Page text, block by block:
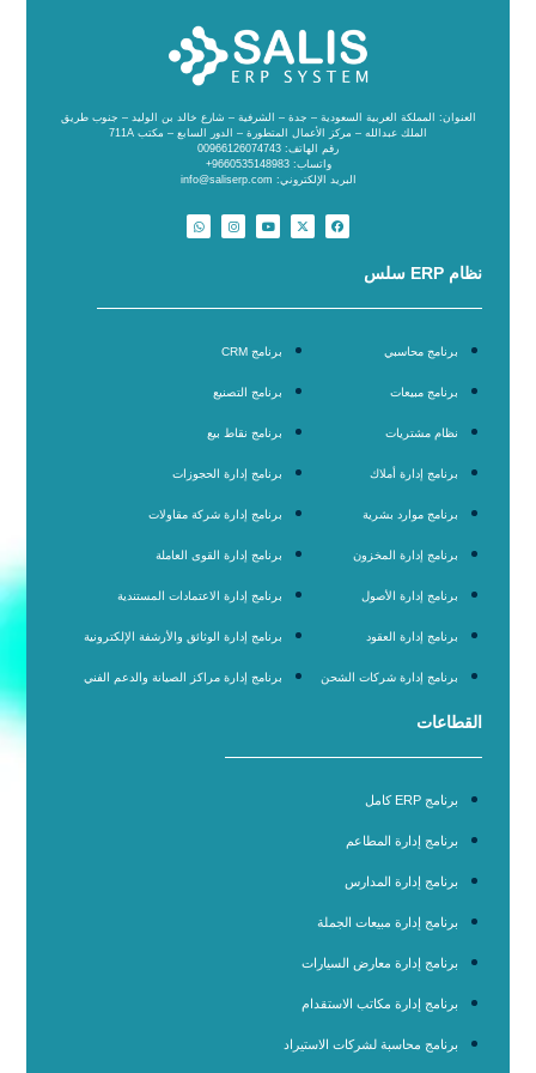
العنوان: المملكة العربية السعودية – جدة – الشرفية – شارع خالد بن الوليد – جنوب طريق
الملك عبدالله – مركز الأعمال المتطورة – الدور السابع – مكتب 711A
رقم الهاتف: 00966126074743
واتساب: 9660535148983+
البريد الإلكتروني: info@saliserp.com
نظام ERP سلس
برنامج محاسبي
برنامج مبيعات
نظام مشتريات
برنامج إدارة أملاك
برنامج موارد بشرية
برنامج إدارة المخزون
برنامج إدارة الأصول
برنامج إدارة العقود
برنامج إدارة شركات الشحن
برنامج CRM
برنامج التصنيع
برنامج نقاط بيع
برنامج إدارة الحجوزات
برنامج إدارة شركة مقاولات
برنامج إدارة القوى العاملة
برنامج إدارة الاعتمادات المستندية
برنامج إدارة الوثائق والأرشفة الإلكترونية
برنامج إدارة مراكز الصيانة والدعم الفني
القطاعات
برنامج ERP كامل
برنامج إدارة المطاعم
برنامج إدارة المدارس
برنامج إدارة مبيعات الجملة
برنامج إدارة معارض السيارات
برنامج إدارة مكاتب الاستقدام
برنامج محاسبة لشركات الاستيراد